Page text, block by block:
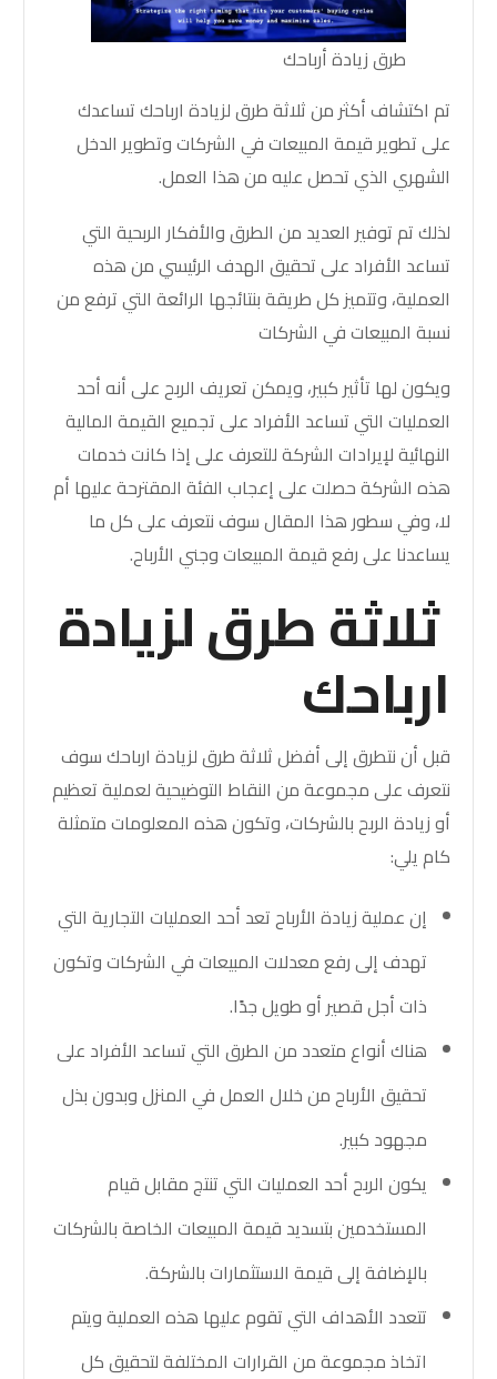
طرق زيادة أرباحك
تم اكتشاف أكثر من ثلاثة طرق لزيادة ارباحك تساعدك
على تطوير قيمة المبيعات في الشركات وتطوير الدخل
الشهري الذي تحصل عليه من هذا العمل.
لذلك تم توفير العديد من الطرق والأفكار الربحية التي
تساعد الأفراد على تحقيق الهدف الرئيسي من هذه
العملية، وتتميز كل طريقة بنتائجها الرائعة التي ترفع من
نسبة المبيعات في الشركات
ويكون لها تأثير كبير، ويمكن تعريف الربح على أنه أحد
العمليات التي تساعد الأفراد على تجميع القيمة المالية
النهائية لإيرادات الشركة للتعرف على إذا كانت خدمات
هذه الشركة حصلت على إعجاب الفئة المقترحة عليها أم
لا، وفي سطور هذا المقال سوف نتعرف على كل ما
يساعدنا على رفع قيمة المبيعات وجني الأرباح.
ثلاثة طرق لزيادة
ارباحك
قبل أن نتطرق إلى أفضل ثلاثة طرق لزيادة ارباحك سوف
نتعرف على مجموعة من النقاط التوضيحية لعملية تعظيم
أو زيادة الربح بالشركات، وتكون هذه المعلومات متمثلة
كام يلي:
إن عملية زيادة الأرباح تعد أحد العمليات التجارية التي
تهدف إلى رفع معدلات المبيعات في الشركات وتكون
ذات أجل قصير أو طويل جدًا.
هناك أنواع متعدد من الطرق التي تساعد الأفراد على
تحقيق الأرباح من خلال العمل في المنزل وبدون بذل
مجهود كبير.
يكون الربح أحد العمليات التي تنتج مقابل قيام
المستخدمين بتسديد قيمة المبيعات الخاصة بالشركات
بالإضافة إلى قيمة الاستثمارات بالشركة.
تتعدد الأهداف التي تقوم عليها هذه العملية ويتم
اتخاذ مجموعة من القرارات المختلفة لتحقيق كل